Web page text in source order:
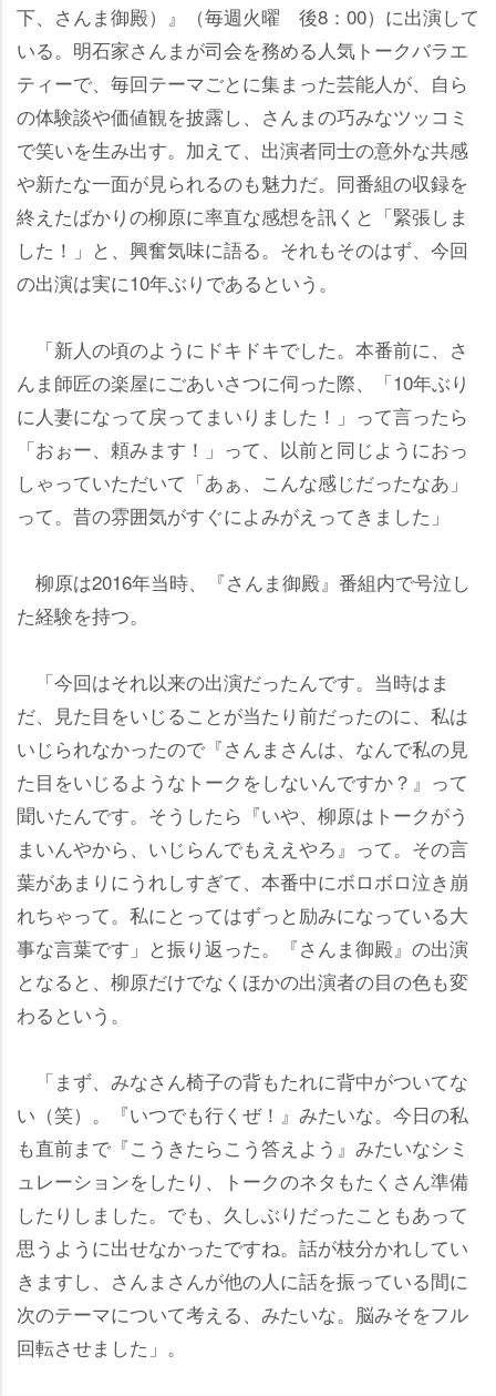
下、さんま御殿）』（毎週火曜 後8：00）に出演して
いる。明石家さんまが司会を務める人気トークバラエ
ティーで、毎回テーマごとに集まった芸能人が、自ら
の体験談や価値観を披露し、さんまの巧みなツッコミ
で笑いを生み出す。加えて、出演者同士の意外な共感
新たな一面が見られるのも魅力だ。同番組の収録を
終えたばかりの柳原に率直な感想を訊くと「緊張しま
した！」と、興奮気味に語る。それもそのはず、今回
の出演は実に10年ぶりであるという。
「新人の頃のようにドキドキでした。本番前に、さ
んま師匠の楽屋にごあいさつに伺った際、「10年ぶり
に人妻になって戻ってまいりました！」って言ったら
「おぉー、頼みます！」って、以前と同じようにおっ
しゃっていただいて「あぁ、こんな感じだったなあ」
って。昔の雰囲気がすぐによみがえってきました」
柳原は2016年当時、『さんま御殿』番組内で号泣し
た経験を持つ。
「今回はそれ以来の出演だったんです。当時はま
だ、見た目をいじることが当たり前だったのに、私は
いじられなかったので『さんまさんは、なんで私の見
た目をいじるようなトークをしないんですか？』って
聞いたんです。そうしたら『いや、柳原はトークがう
まいんやから、いじらんでもええやろ』って。その言
葉があまりにうれしすぎて、本番中にボロボロ泣き崩
れちゃって。私にとってはずっと励みになっている大
事な言葉です」と振り返った。『さんま御殿』の出演
となると、柳原だけでなくほかの出演者の目の色も変
わるという。
「まず、みなさん椅子の背もたれに背中がついてな
い（笑）。『いつでも行くぜ！』みたいな。今日の私
も直前まで『こうきたらこう答えよう』みたいなシミ
ュレーションをしたり、トークのネタもたくさん準備
したりしました。でも、久しぶりだったこともあって
思うように出せなかったですね。話が枝分かれしてい
きますし、さんまさんが他の人に話を振っている間に
次のテーマについて考える、みたいな。脳みそをフル
回転させました」。